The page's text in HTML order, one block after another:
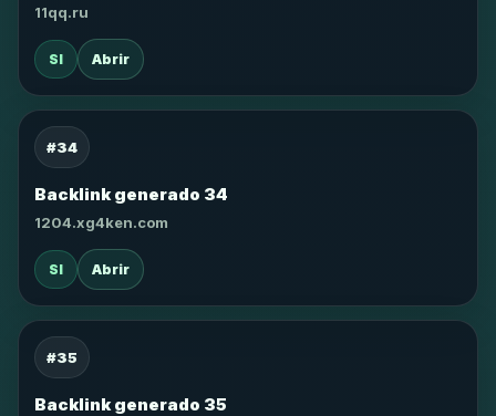
11qq.ru
SI Abrir
#34
Backlink generado 34
1204.xg4ken.com
SI Abrir
#35
Backlink generado 35